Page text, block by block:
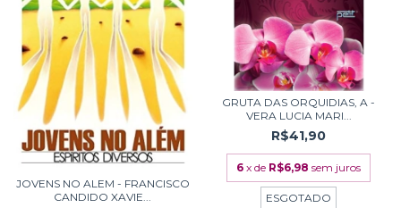
JOVENS NO ALEM - FRANCISCO
CANDIDO XAVIE...
GRUTA DAS ORQUIDIAS, A -
VERA LUCIA MARI...
R$41,90
6 x de R$6,98 sem juros
ESGOTADO